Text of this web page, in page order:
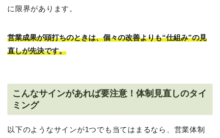
に限界があります。
営業成果が頭打ちのときは、個々の改善よりも“仕組み”の見
直しが先決です。
こんなサインがあれば要注意！体制見直しのタイ
ミング
以下のようなサインが1つでも当てはまるなら、営業体制